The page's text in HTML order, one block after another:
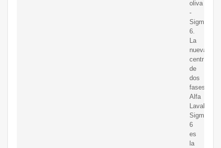
oliva
-
Sigma
6.
La
nueva
centrífuga
de
dos
fases
Alfa
Laval
Sigma
6
es
la